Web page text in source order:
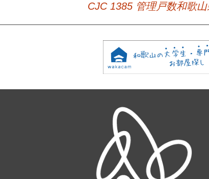
Post
navigation
CJC 1385 管理戸数和歌